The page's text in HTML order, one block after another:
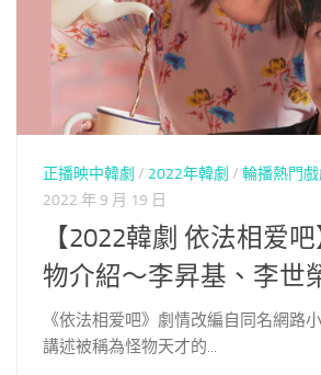
正播映中韓劇 / 2022年韓劇 / 輪播熱門戲
2022 年 9 月 19 日
【2022韓劇 依法相爱
物介紹～李昇基、李世
《依法相爱吧》劇情改編自同名網路
講述被稱為怪物天才的...